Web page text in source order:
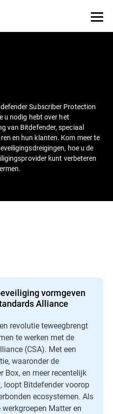
Subscriber Protection
u nodig hebt over het
van Bitdefender, speciaal
en hun klanten. Kom meer te
hoe u de
kunt verbeteren
vormgeven
Alliance
revolutie teweegbrengt
te werken met de
(CSA). Met een
waaronder de
Box, en meer recentelijk
loopt Bitdefender voorop
ecosystemen. Als
Matter en